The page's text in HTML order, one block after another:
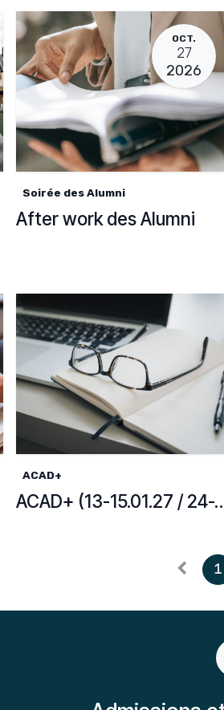
OCT.
27
2026
Soirée des Alumni
After work des Alumni
ACAD+
ACAD+ (13-15.01.27 / 24-
1